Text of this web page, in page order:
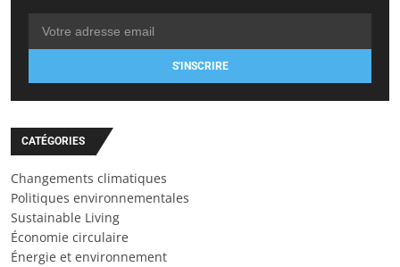
S'INSCRIRE
CATÉGORIES
Changements climatiques
Politiques environnementales
Sustainable Living
Économie circulaire
Énergie et environnement